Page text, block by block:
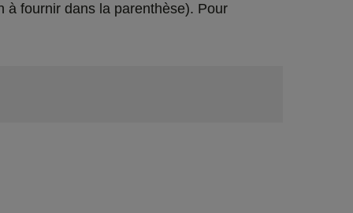
fournir dans la parenthèse). Pour